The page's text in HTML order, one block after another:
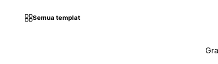
Semua templat